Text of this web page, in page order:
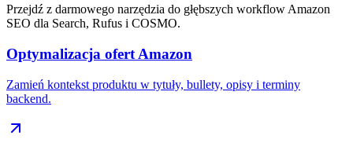
Przejdź z darmowego narzędzia do głębszych workflow Amazon
SEO dla Search, Rufus i COSMO.
Optymalizacja ofert Amazon
Zamień kontekst produktu w tytuły, bullety, opisy i terminy
backend.